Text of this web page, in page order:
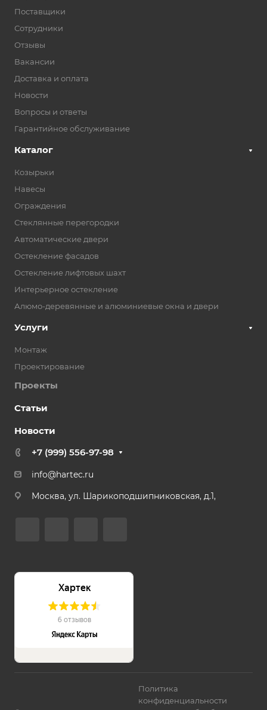
Поставщики
Сотрудники
Отзывы
Вакансии
Доставка и оплата
Новости
Вопросы и ответы
Гарантийное обслуживание
Каталог
Козырьки
Навесы
Ограждения
Стеклянные перегородки
Автоматические двери
Остекление фасадов
Остекление лифтовых шахт
Интерьерное остекление
Алюмо-деревянные и алюминиевые окна и двери
Услуги
Монтаж
Проектирование
Проекты
Статьи
Новости
+7 (999) 556-97-98
info@hartec.ru
Москва, ул. Шарикоподшипниковская, д.1,
Политика
конфиденциальности